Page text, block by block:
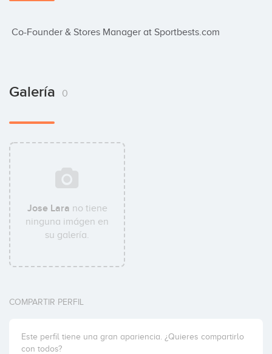
Co-Founder & Stores Manager at Sportbests.com
Galería 0
Jose Lara no tiene
ninguna imágen en
su galería.
COMPARTIR PERFIL
Este perfil tiene una gran apariencia. ¿Quieres compartirlo
con todos?